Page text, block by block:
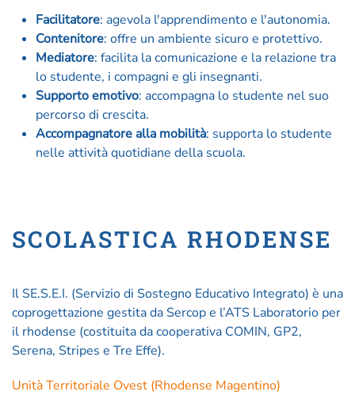
Facilitatore: agevola l'apprendimento e l'autonomia.
Contenitore: offre un ambiente sicuro e protettivo.
Mediatore: facilita la comunicazione e la relazione tra
lo studente, i compagni e gli insegnanti.
Supporto emotivo: accompagna lo studente nel suo
percorso di crescita.
Accompagnatore alla mobilità: supporta lo studente
nelle attività quotidiane della scuola.
SCOLASTICA RHODENSE
Il SE.S.E.I. (Servizio di Sostegno Educativo Integrato) è una
coprogettazione gestita da Sercop e l’ATS Laboratorio per
il rhodense (costituita da cooperativa COMIN, GP2,
Serena, Stripes e Tre Effe).
Unità Territoriale Ovest (Rhodense Magentino)